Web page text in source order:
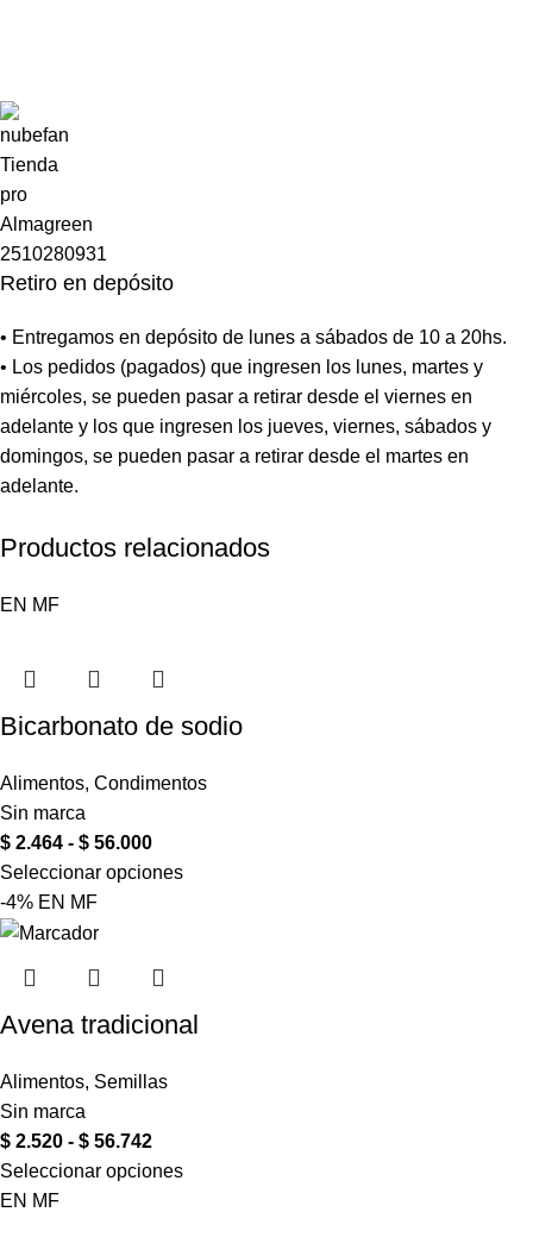
Retiro en depósito
• Entregamos en depósito de lunes a sábados de 10 a 20hs.
• Los pedidos (pagados) que ingresen los lunes, martes y
miércoles, se pueden pasar a retirar desde el viernes en
adelante y los que ingresen los jueves, viernes, sábados y
domingos, se pueden pasar a retirar desde el martes en
adelante.
Productos relacionados
EN MF
Bicarbonato de sodio
Alimentos, Condimentos
Sin marca
$ 2.464 - $ 56.000
Seleccionar opciones
-4% EN MF
Avena tradicional
Alimentos, Semillas
Sin marca
$ 2.520 - $ 56.742
Seleccionar opciones
EN MF